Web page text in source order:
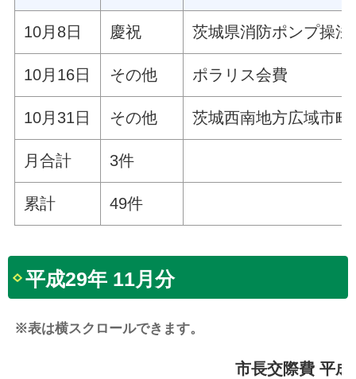
10月8日 慶祝 茨城県消防ポンプ操
10月16日 その他 ポラリス会費
10月31日 その他 茨城西南地方広域市
月合計 3件
累計 49件
平成29年 11月分
※表は横スクロールできます。
市長交際費 平